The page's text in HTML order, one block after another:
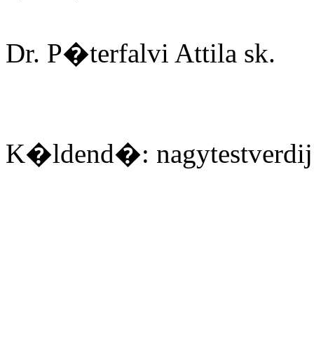
Dr. P�terfalvi Attila sk.
K�ldend�: